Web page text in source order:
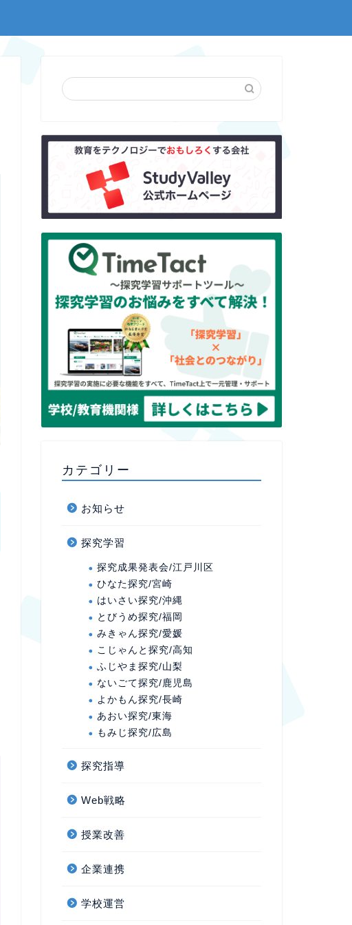
カテゴリー
お知らせ
探究学習
探究成果発表会/江戸川区
ひなた探究/宮崎
はいさい探究/沖縄
とびうめ探究/福岡
みきゃん探究/愛媛
こじゃんと探究/高知
ふじやま探究/山梨
ないごて探究/鹿児島
よかもん探究/長崎
あおい探究/東海
もみじ探究/広島
探究指導
Web戦略
授業改善
企業連携
学校運営